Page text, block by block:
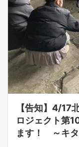
【告知】4/17
ロジェクト第
ます！ ～キタ